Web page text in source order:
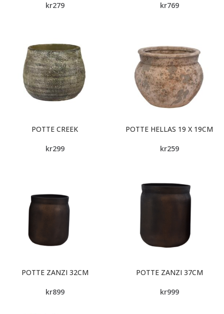
kr279 kr769
POTTE CREEK
kr299
POTTE HELLAS 19 X 19CM
kr259
POTTE ZANZI 32CM
kr899
POTTE ZANZI 37CM
kr999